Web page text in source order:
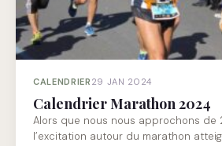
CALENDRIER 29 JAN 2024
Calendrier Marathon 2024
Alors que nous nous approchons de
l’excitation autour du marathon